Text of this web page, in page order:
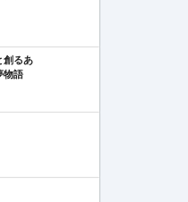
創るあ
物語